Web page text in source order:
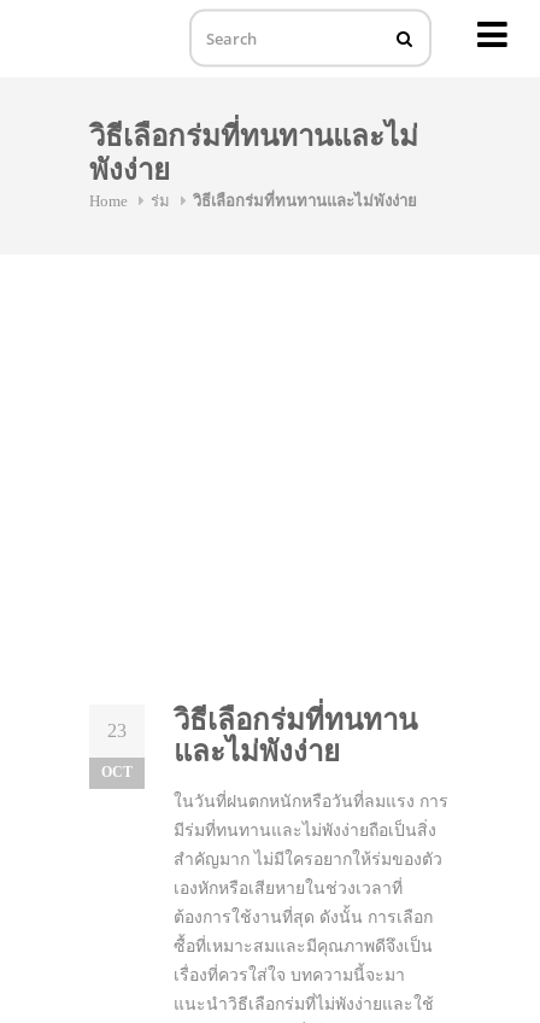
วิธีเลือกร่มที่ทนทานและไม่
พังง่าย
Home ร่ม วิธีเลือกร่มที่ทนทานและไม่พังง่าย
23
OCT
วิธีเลือกร่มที่ทนทาน
และไม่พังง่าย
ในวันที่ฝนตกหนักหรือวันที่ลมแรง การ
มีร่มที่ทนทานและไม่พังง่ายถือเป็นสิ่ง
สำคัญมาก ไม่มีใครอยากให้ร่มของตัว
เองหักหรือเสียหายในช่วงเวลาที่
ต้องการใช้งานที่สุด ดังนั้น การเลือก
ซื้อที่เหมาะสมและมีคุณภาพดีจึงเป็น
เรื่องที่ควรใส่ใจ บทความนี้จะมา
แนะนำวิธีเลือกร่มที่ไม่พังง่ายและใช้